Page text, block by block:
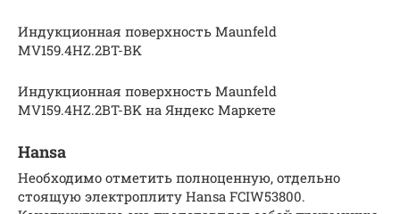
Индукционная поверхность Maunfeld
MV159.4HZ.2BT-BK
Индукционная поверхность Maunfeld
MV159.4HZ.2BT-BK на Яндекс Маркете
Hansa
Необходимо отметить полноценную, отдельно
стоящую электроплиту Hansa FCIW53800.